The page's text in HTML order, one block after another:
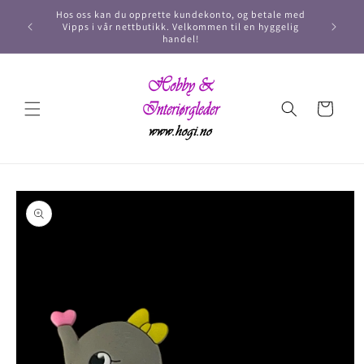
Hos oss kan du opprette kundekonto, og betale med
Vipps i vår nettbutikk. Velkommen til en hyggelig
handel!
Handlekurv